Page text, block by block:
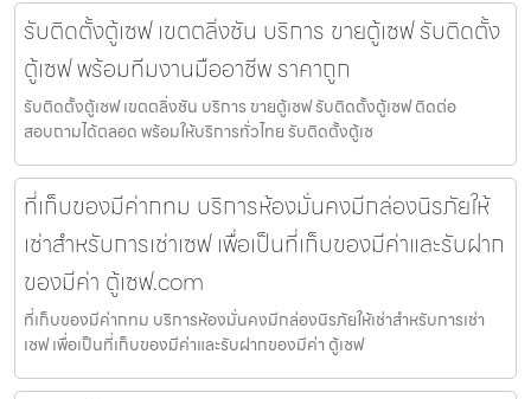
รับติดตั้งตู้เซฟ เขตตลิ่งชัน บริการ ขายตู้เซฟ รับติดตั้ง
ตู้เซฟ พร้อมทีมงานมืออาชีพ ราคาถูก
รับติดตั้งตู้เซฟ เขตตลิ่งชัน บริการ ขายตู้เซฟ รับติดตั้งตู้เซฟ ติดต่อ
สอบถามได้ตลอด พร้อมให้บริการทั่วไทย รับติดตั้งตู้เซ
ที่เก็บของมีค่ากทม บริการห้องมั่นคงมีกล่องนิรภัยให้
เช่าสำหรับการเช่าเซฟ เพื่อเป็นที่เก็บของมีค่าและรับฝาก
ของมีค่า ตู้เซฟ.com
ที่เก็บของมีค่ากทม บริการห้องมั่นคงมีกล่องนิรภัยให้เช่าสำหรับการเช่า
เซฟ เพื่อเป็นที่เก็บของมีค่าและรับฝากของมีค่า ตู้เซฟ